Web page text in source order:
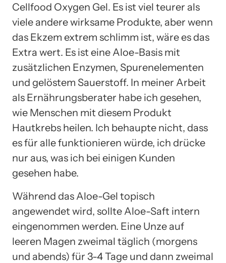
Cellfood Oxygen Gel. Es ist viel teurer als
viele andere wirksame Produkte, aber wenn
das Ekzem extrem schlimm ist, wäre es das
Extra wert. Es ist eine Aloe-Basis mit
zusätzlichen Enzymen, Spurenelementen
und gelöstem Sauerstoff. In meiner Arbeit
als Ernährungsberater habe ich gesehen,
wie Menschen mit diesem Produkt
Hautkrebs heilen. Ich behaupte nicht, dass
es für alle funktionieren würde, ich drücke
nur aus, was ich bei einigen Kunden
gesehen habe.
Während das Aloe-Gel topisch
angewendet wird, sollte Aloe-Saft intern
eingenommen werden. Eine Unze auf
leeren Magen zweimal täglich (morgens
und abends) für 3-4 Tage und dann zweimal